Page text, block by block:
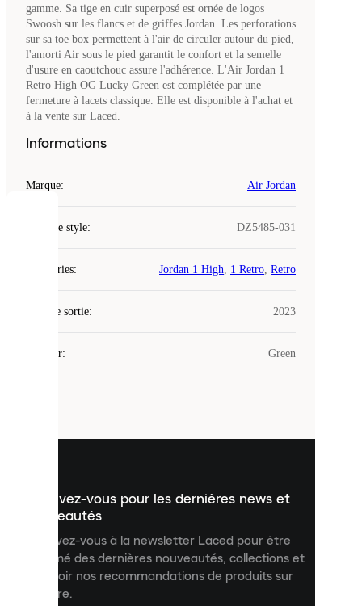
gamme. Sa tige en cuir superposé est ornée de logos
Swoosh sur les flancs et de griffes Jordan. Les perforations
sur sa toe box permettent à l'air de circuler autour du pied,
l'amorti Air sous le pied garantit le confort et la semelle
d'usure en caoutchouc assure l'adhérence. L'Air Jordan 1
Retro High OG Lucky Green est complétée par une
fermeture à lacets classique. Elle est disponible à l'achat et
à la vente sur Laced.
Informations
Marque: Air Jordan
Code de style: DZ5485-031
Catégories: Jordan 1 High, 1 Retro, Retro
Date de sortie: 2023
Couleur: Green
Inscrivez-vous pour les dernières news et
nouveautés
Inscrivez-vous à la newsletter Laced pour être
informé des dernières nouveautés, collections et
recevoir nos recommandations de produits sur
mesure.
COOKIES
Laced
cookies.
contenu
personnalisé
améliorer
votre
expérience